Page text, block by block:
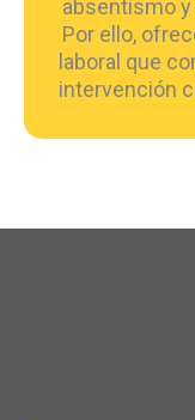
absentismo y
Por ello,
laboral que
intervención